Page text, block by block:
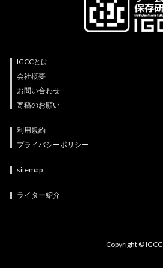
IGCCとは
会社概要
お問い合わせ
寄稿のお願い
利用規約
プライバシーポリシー
sitemap
ライター紹介
Copyright © IGCC